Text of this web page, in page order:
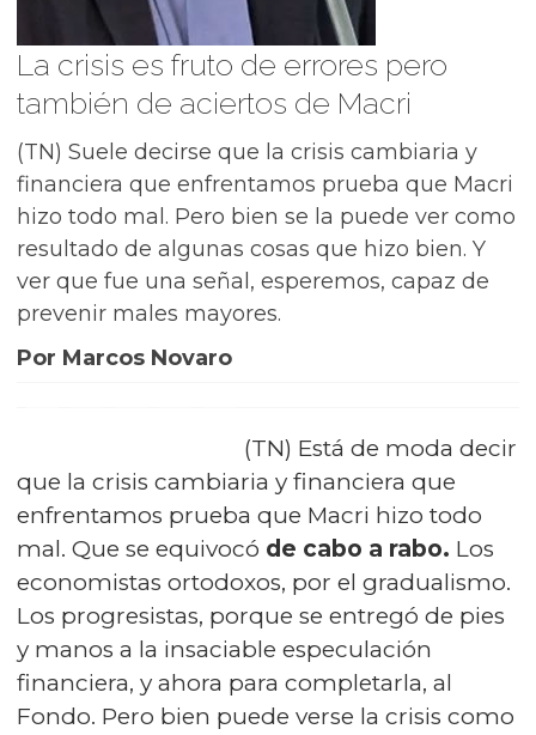
La crisis es fruto de errores pero
también de aciertos de Macri
(TN) Suele decirse que la crisis cambiaria y
financiera que enfrentamos prueba que Macri
hizo todo mal. Pero bien se la puede ver como
resultado de algunas cosas que hizo bien. Y
ver que fue una señal, esperemos, capaz de
prevenir males mayores.
Por Marcos Novaro
(TN) Está de moda decir
que la crisis cambiaria y financiera que
enfrentamos prueba que Macri hizo todo
mal. Que se equivocó de cabo a rabo. Los
economistas ortodoxos, por el gradualismo.
Los progresistas, porque se entregó de pies
y manos a la insaciable especulación
financiera, y ahora para completarla, al
Fondo. Pero bien puede verse la crisis como